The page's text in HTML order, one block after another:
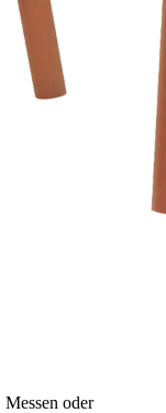
Messen oder